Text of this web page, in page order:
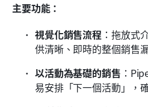
主要功能：
視覺化銷售流程 ：拖放式
供清晰、即時的整個銷售
以活動為基礎的銷售 ：
易安排「下一個活動」，